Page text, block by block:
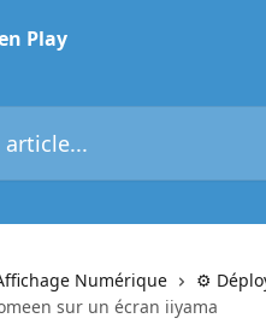
Numérique
⚙️
sur un écran iiyama